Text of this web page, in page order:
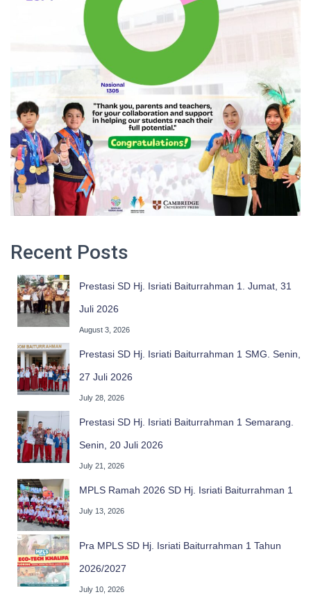
Recent Posts
Prestasi SD Hj. Isriati Baiturrahman 1. Jumat, 31
Juli 2026
August 3, 2026
Prestasi SD Hj. Isriati Baiturrahman 1 SMG. Senin,
27 Juli 2026
July 28, 2026
Prestasi SD Hj. Isriati Baiturrahman 1 Semarang.
Senin, 20 Juli 2026
July 21, 2026
MPLS Ramah 2026 SD Hj. Isriati Baiturrahman 1
July 13, 2026
Pra MPLS SD Hj. Isriati Baiturrahman 1 Tahun
2026/2027
July 10, 2026